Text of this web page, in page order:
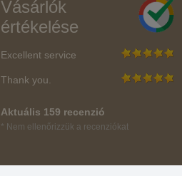
Vásárlók
értékelése
Excellent service
Thank you.
Aktuális 159 recenzió
* Nem ellenőrizzük a recenziókat